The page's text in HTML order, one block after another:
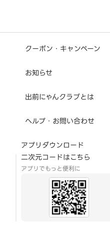
クーポン・キャンペーン
お知らせ
出前にゃんクラブとは
ヘルプ・お問い合わせ
アプリダウンロード
二次元コードはこちら
アプリでもっと便利に